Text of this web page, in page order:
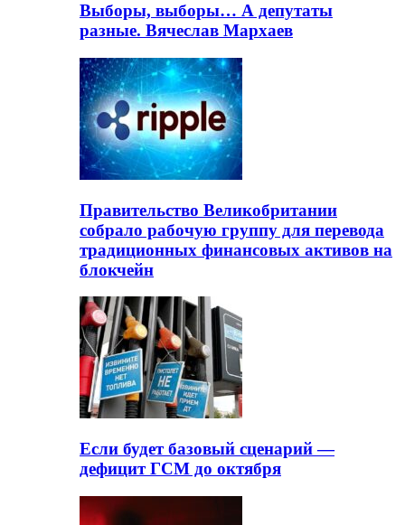
Выборы, выборы… А депутаты
разные. Вячеслав Мархаев
Правительство Великобритании
собрало рабочую группу для перевода
традиционных финансовых активов на
блокчейн
Если будет базовый сценарий —
дефицит ГСМ до октября